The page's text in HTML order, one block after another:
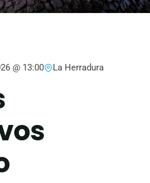
@ 13:00 La Herradura